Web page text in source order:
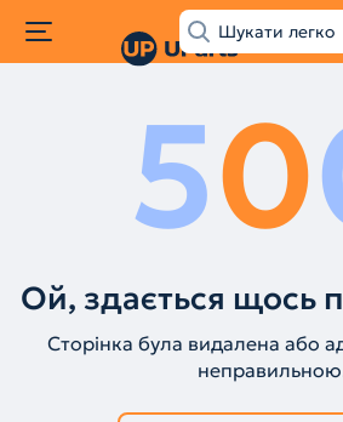
50
Ой, здається щось
Сторінка була видалена або